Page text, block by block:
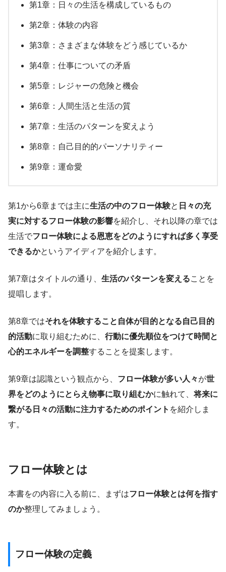
第1章：日々の生活を構成しているもの
第2章：体験の内容
第3章：さまざまな体験をどう感じているか
第4章：仕事についての矛盾
第5章：レジャーの危険と機会
第6章：人間生活と生活の質
第7章：生活のパターンを変えよう
第8章：自己目的的パーソナリティー
第9章：運命愛
第1から6章までは主に生活の中のフロー体験と 日々の充
実に対するフロー体験の影響を紹介し、それ以降の章では
生活でフロー体験による恩恵をどのようにすれば多く享受
できるかというアイディアを紹介します。
第7章はタイトルの通り、 生活のパターンを変えることを
提唱します。
第8章ではそれを体験すること自体が目的となる自己目的
的活動に取り組むために、 行動に優先順位をつけて時間と
心的エネルギーを調整することを提案します。
第9章は認識という観点から、 フロー体験が多い人々が世
界をどのようにとらえ物事に取り組むかに触れて、将来に
繋がる日々の活動に注力するためのポイント を紹介しま
す。
フロー体験とは
本書をの内容に入る前に、まずはフロー体験とは何を指す
のか整理してみましょう。
フロー体験の定義